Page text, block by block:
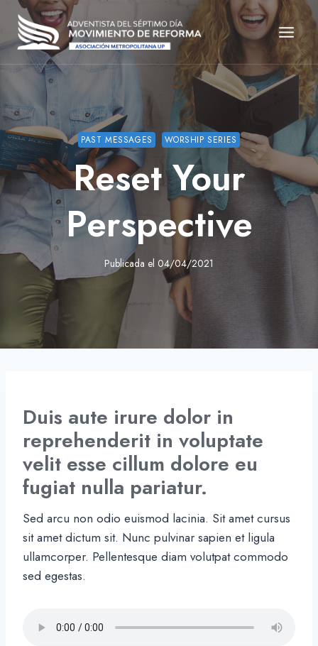
Saltar
contenido
PAST MESSAGES WORSHIP SERIES
Reset Your
Perspective
Publicada el 04/04/2021
Duis aute irure dolor in
reprehenderit in voluptate
velit esse cillum dolore eu
fugiat nulla pariatur.
Sed arcu non odio euismod lacinia. Sit amet cursus
sit amet dictum sit. Nunc pulvinar sapien et ligula
ullamcorper. Pellentesque diam volutpat commodo
sed egestas.